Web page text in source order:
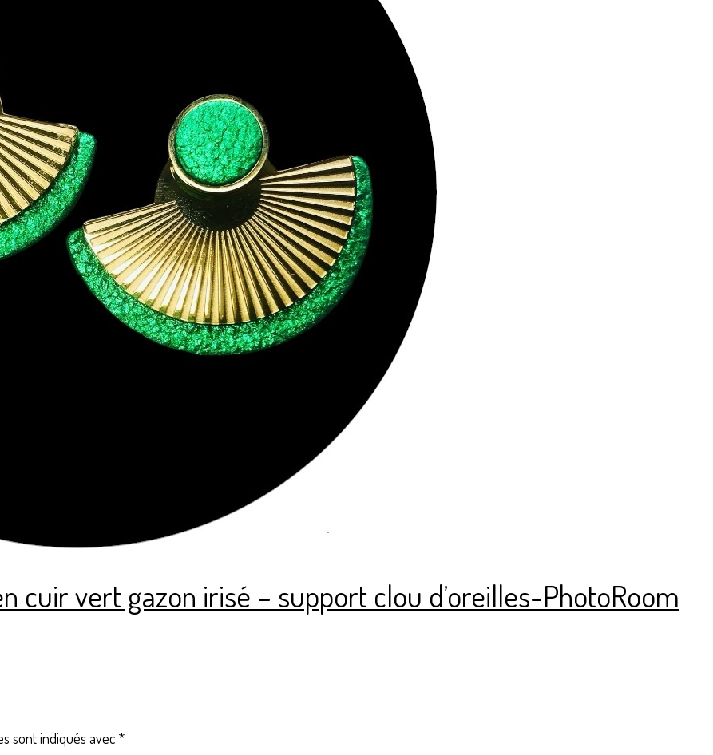
cuir vert gazon irisé – support clou d’oreilles-PhotoRoom
sont indiqués avec *